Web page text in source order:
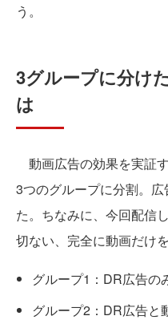
う。
3グループに分け
は
動画広告の効果を実証
3つのグループに分割。
た。ちなみに、今回配信
切ない、完全に動画だけ
グループ1：DR広告の
グループ2：DR広告と